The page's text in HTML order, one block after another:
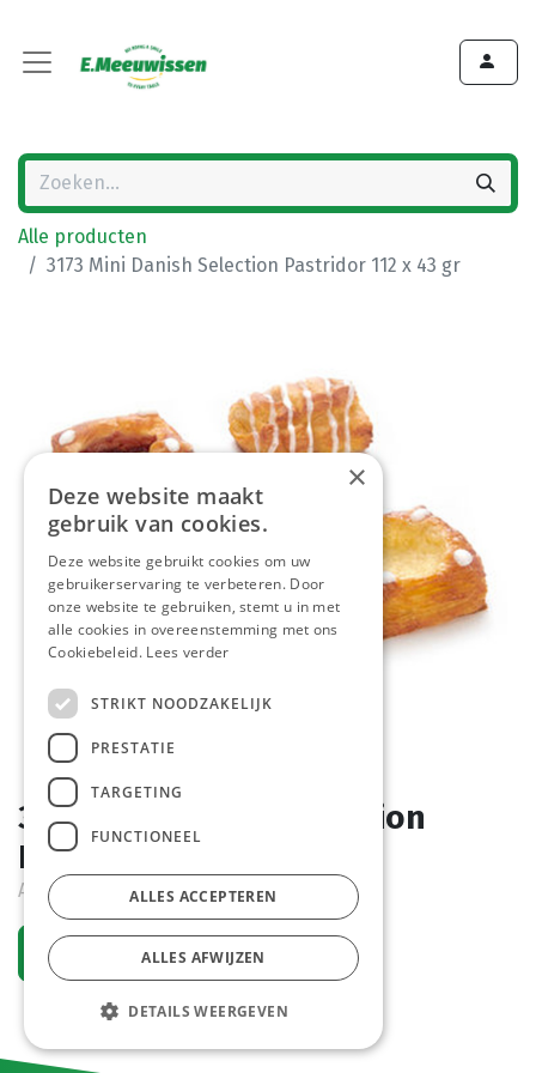
Alle producten
3173 Mini Danish Selection Pastridor 112 x 43 gr
3173 Mini Danish Selection
Pastridor 112 x 43 gr
Actief
Vraag een account aan
×
Deze website maakt
gebruik van cookies.
Deze website gebruikt cookies om uw
gebruikerservaring te verbeteren. Door
onze website te gebruiken, stemt u in met
alle cookies in overeenstemming met ons
Cookiebeleid. Lees verder
STRIKT NOODZAKELIJK
PRESTATIE
TARGETING
FUNCTIONEEL
ALLES ACCEPTEREN
ALLES AFWIJZEN
DETAILS WEERGEVEN